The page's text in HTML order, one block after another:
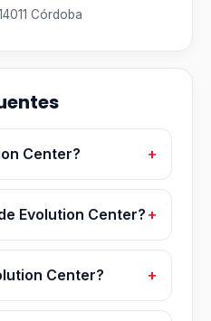
Córdoba
Center?
Evolution Center?
Center?